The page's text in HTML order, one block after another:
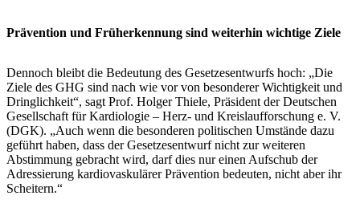
Prävention und Früherkennung sind weiterhin wichtige Ziele
Dennoch bleibt die Bedeutung des Gesetzesentwurfs hoch: „Die
Ziele des GHG sind nach wie vor von besonderer Wichtigkeit und
Dringlichkeit“, sagt Prof. Holger Thiele, Präsident der Deutschen
Gesellschaft für Kardiologie – Herz- und Kreislaufforschung e. V.
(DGK). „Auch wenn die besonderen politischen Umstände dazu
geführt haben, dass der Gesetzesentwurf nicht zur weiteren
Abstimmung gebracht wird, darf dies nur einen Aufschub der
Adressierung kardiovaskulärer Prävention bedeuten, nicht aber ihr
Scheitern.“